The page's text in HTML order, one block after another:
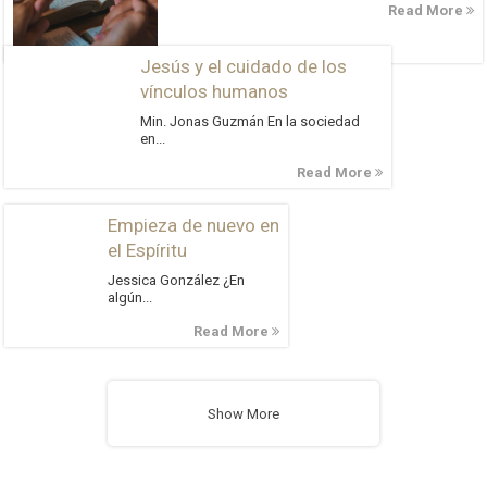
Read More
Jesús y el cuidado de los
vínculos humanos
Min. Jonas Guzmán En la sociedad
en...
Read More
Empieza de nuevo en
el Espíritu
Jessica González ¿En
algún...
Read More
Show More